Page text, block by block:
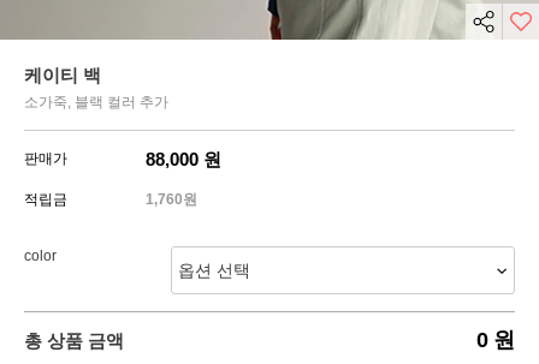
케이티 백
소가죽, 블랙 컬러 추가
판매가 88,000 원
적립금 1,760원
color
총 상품 금액 0 원